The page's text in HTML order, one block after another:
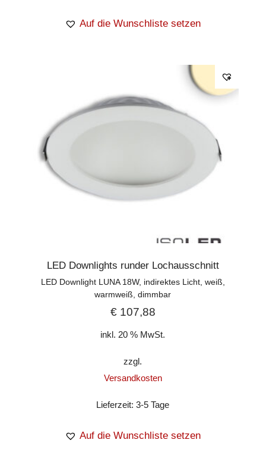
Auf die Wunschliste setzen
LED Downlights runder Lochausschnitt
LED Downlight LUNA 18W, indirektes Licht, weiß,
warmweiß, dimmbar
€107,88
inkl. 20 % MwSt.
zzgl.
Versandkosten
Lieferzeit:3-5 Tage
Auf die Wunschliste setzen